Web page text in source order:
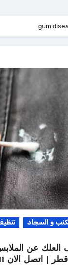
gum
و السجاد
العلك عن
اتصل الان 70067311